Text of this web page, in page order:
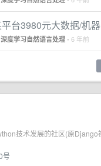
平台3980元大数据/机
深度学习自然语言处理 • 6 年前
技术发展的社区(原Django
号